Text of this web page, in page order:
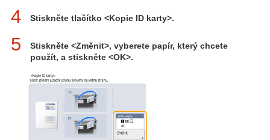
4 Stiskněte tlačítko <Kopie ID karty>.
5
Stiskněte <Změnit>, vyberete papír, který chcete
použít, a stiskněte <OK>.